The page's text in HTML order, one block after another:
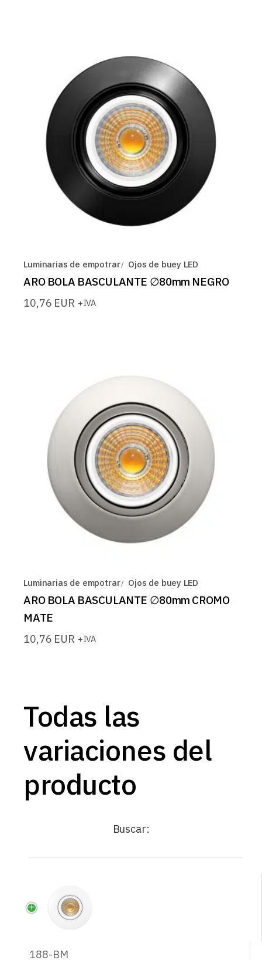
Luminarias de empotrar Ojos de buey LED
ARO BOLA BASCULANTE ∅80mm NEGRO
10,76 EUR +IVA
Luminarias de empotrar Ojos de buey LED
ARO BOLA BASCULANTE ∅80mm CROMO
MATE
10,76 EUR +IVA
Todas las
variaciones del
producto
Buscar:
188-BM